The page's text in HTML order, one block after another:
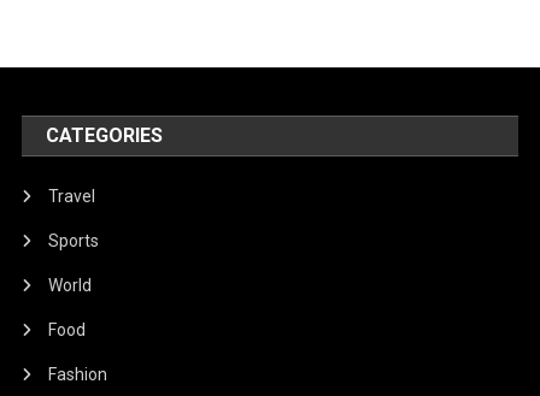
CATEGORIES
Travel
Sports
World
Food
Fashion